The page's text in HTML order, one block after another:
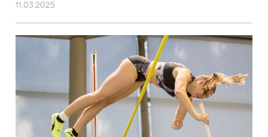
11.03.2025
EM-Gold für Angelica Moser